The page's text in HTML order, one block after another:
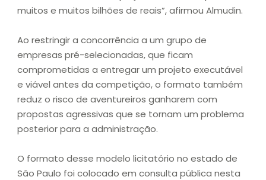
muitos e muitos bilhões de reais”, afirmou Almudin.
Ao restringir a concorrência a um grupo de
empresas pré-selecionadas, que ficam
comprometidas a entregar um projeto executável
e viável antes da competição, o formato também
reduz o risco de aventureiros ganharem com
propostas agressivas que se tornam um problema
posterior para a administração.
O formato desse modelo licitatório no estado de
São Paulo foi colocado em consulta pública nesta